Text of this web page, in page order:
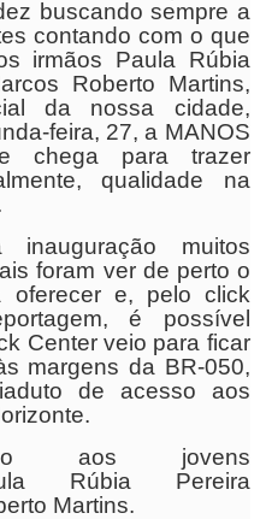
buscando sempre a
contando com o que
irmãos Paula Rúbia
Roberto Martins,
da nossa cidade,
feira, 27, a MANOS
chega para trazer
qualidade na
inauguração muitos
foram ver de perto o
e, pelo click
é possível
Center veio para ficar
margens da BR-050,
de acesso aos
aos jovens
Rúbia Pereira
Martins.